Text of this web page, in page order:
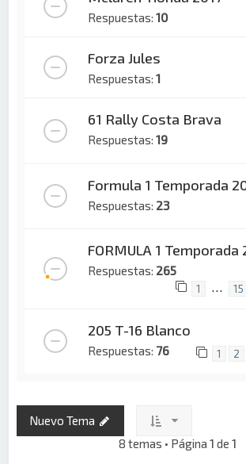
Respuestas:10
Forza Jules
Respuestas:1
61 Rally Costa Brava
Respuestas:19
Formula 1 Temporada
Respuestas: 23
FORMULA 1 Temporada
Respuestas: 265
1 … 15
205 T-16 Blanco
Respuestas: 76 1 2
Nuevo Tema
8 temas • Página 1 de 1